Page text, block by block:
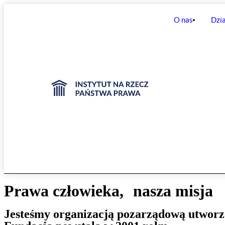
O nas
Prawa człowieka, nasza misja
Jesteśmy organizacją pozarządową